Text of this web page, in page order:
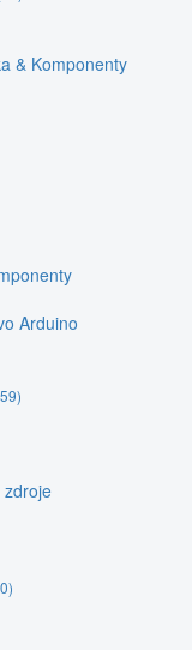
& Komponenty
Arduino
zdroje